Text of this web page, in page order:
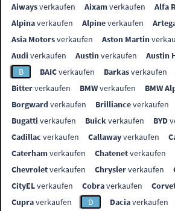
Aiwaysverkaufen Aixamverkaufen Alfa
Alpinaverkaufen Alpineverkaufen
Asia Motorsverkaufen Aston Martin
Audi verkaufen Austinverkaufen Austin
B
BAICverkaufen Barkasverkaufen
Bitterverkaufen BMWverkaufen BMW
Borgwardverkaufen Brillianceverkaufen
Bugatti verkaufen Buickverkaufen BYD
Cadillac verkaufen Callawayverkaufen
Caterhamverkaufen Chatenetverkaufen
Chevroletverkaufen Chryslerverkaufen
CityELverkaufen Cobraverkaufen
Cupraverkaufen D Daciaverkaufen